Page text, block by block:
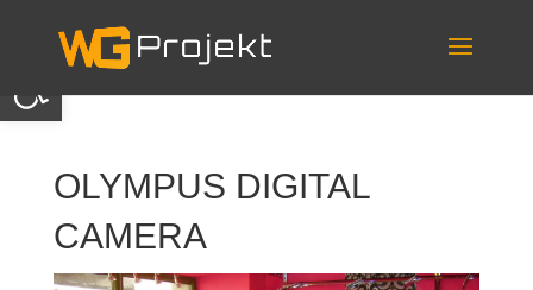
Otwórz pasek narzędzi
content
OLYMPUS DIGITAL
CAMERA